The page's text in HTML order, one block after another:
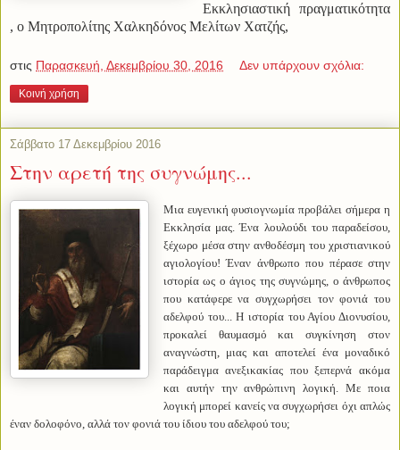
Εκκλησιαστική πραγματικότητα
, ο Μητροπολίτης Χαλκηδόνος Μελίτων Χατζής,
στις Παρασκευή, Δεκεμβρίου 30, 2016 Δεν υπάρχουν σχόλια:
Κοινή χρήση
Σάββατο 17 Δεκεμβρίου 2016
Στην αρετή της συγνώμης...
Μια ευγενική φυσιογνωμία προβάλει σήμερα η
Εκκλησία μας. Ένα λουλούδι του παραδείσου,
ξέχωρο μέσα στην ανθοδέσμη του χριστιανικού
αγιολογίου! Έναν άνθρωπο που πέρασε στην
ιστορία ως ο άγιος της συγνώμης, ο άνθρωπος
που κατάφερε να συγχωρήσει τον φονιά του
αδελφού του... Η ιστορία του Αγίου Διονυσίου,
προκαλεί θαυμασμό και συγκίνηση στον
αναγνώστη, μιας και αποτελεί ένα μοναδικό
παράδειγμα ανεξικακίας που ξεπερνά ακόμα
και αυτήν την ανθρώπινη λογική. Με ποια
λογική μπορεί κανείς να συγχωρήσει όχι απλώς
έναν δολοφόνο, αλλά τον φονιά του ίδιου του αδελφού του;